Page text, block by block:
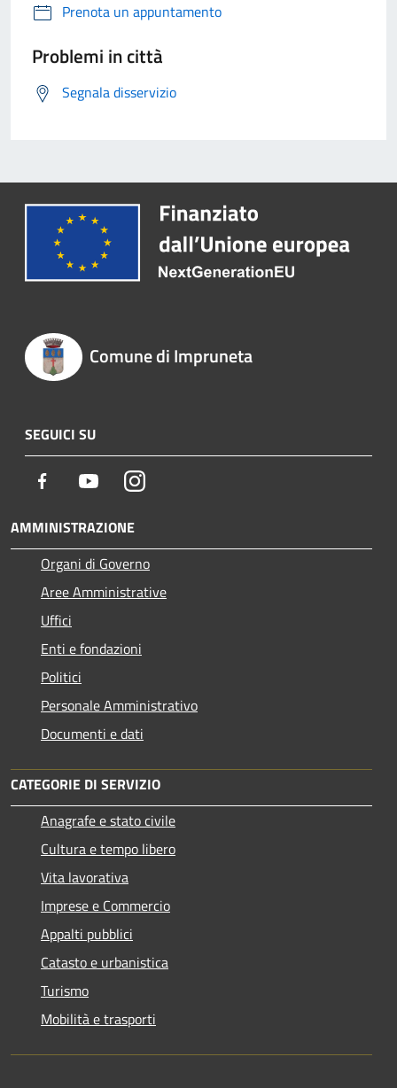
Prenota un appuntamento
Problemi in città
Segnala disservizio
Comune di Impruneta
SEGUICI SU
Facebook YoutubeInstagram
AMMINISTRAZIONE
Organi di Governo
Aree Amministrative
Uffici
Enti e fondazioni
Politici
Personale Amministrativo
Documenti e dati
CATEGORIE DI SERVIZIO
Anagrafe e stato civile
Cultura e tempo libero
Vita lavorativa
Imprese e Commercio
Appalti pubblici
Catasto e urbanistica
Turismo
Mobilità e trasporti